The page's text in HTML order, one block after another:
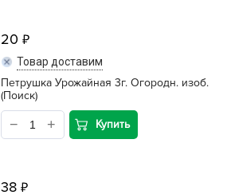
20
Товар доставим
Петрушка Урожайная 3г. Огородн. изоб.
(Поиск)
Купить
38